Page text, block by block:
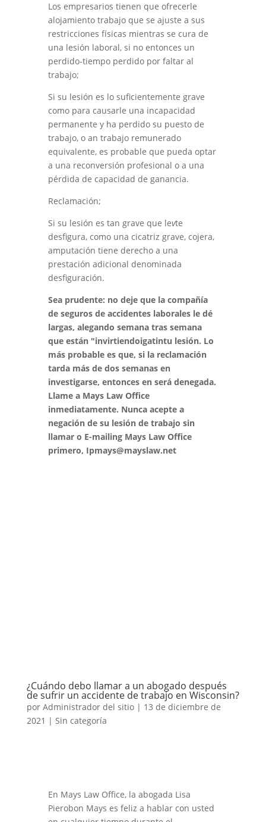
Los empresarios tienen que ofrecerle
alojamiento trabajo que se ajuste a sus
restricciones físicas mientras se cura de
una lesión laboral, si no entonces un
perdido-tiempo perdido por faltar al
trabajo;
Si su lesión es lo suficientemente grave
como para causarle una incapacidad
permanente y ha perdido su puesto de
trabajo, o an trabajo remunerado
equivalente, es probable que pueda optar
a una reconversión profesional o a una
pérdida de capacidad de ganancia.
Reclamación;
Si su lesión es tan grave que levte
desfigura, como una cicatriz grave, cojera,
amputación tiene derecho a una
prestación adicional denominada
desfiguración.
Sea prudente: no deje que la compañía
de seguros de accidentes laborales le dé
largas, alegando semana tras semana
que están "invirtiendoigatintu lesión. Lo
más probable es que, si la reclamación
tarda más de dos semanas en
investigarse, entonces en será denegada.
Llame a Mays Law Office
inmediatamente. Nunca acepte a
negación de su lesión de trabajo sin
llamar o E-mailing Mays Law Office
primero, Ipmays@mayslaw.net
¿Cuándo debo llamar a un abogado después
de sufrir un accidente de trabajo en Wisconsin?
por Administrador del sitio| 13 de diciembre de
2021 | Sin categoría
En Mays Law Office, la abogada Lisa
Pierobon Mays es feliz a hablar con usted